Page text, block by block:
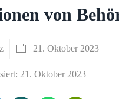
von
21. Oktober 2023
21. Oktober 2023